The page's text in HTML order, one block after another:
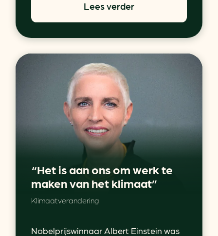
Lees verder
“Het is aan ons om werk te
maken van het klimaat”
Klimaatverandering
Nobelprijswinnaar Albert Einstein was